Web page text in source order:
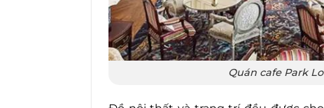
Quán cafe Park